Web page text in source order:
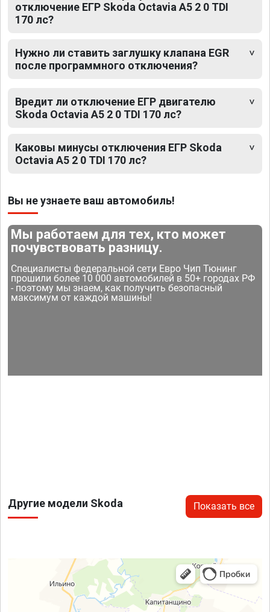
отключение ЕГР Skoda Octavia A5 2 0 TDI
170 лс?
Нужно ли ставить заглушку клапана EGR
после программного отключения?
Вредит ли отключение ЕГР двигателю
Skoda Octavia A5 2 0 TDI 170 лс?
Каковы минусы отключения ЕГР Skoda
Octavia A5 2 0 TDI 170 лс?
Вы не узнаете ваш автомобиль!
Мы работаем для тех, кто может
почувствовать разницу.
Специалисты федеральной сети Евро Чип Тюнинг
прошили более 10 000 автомобилей в 50+ городах РФ
- поэтому мы знаем, как получить безопасный
максимум от каждой машины!
Другие модели Skoda Показать все